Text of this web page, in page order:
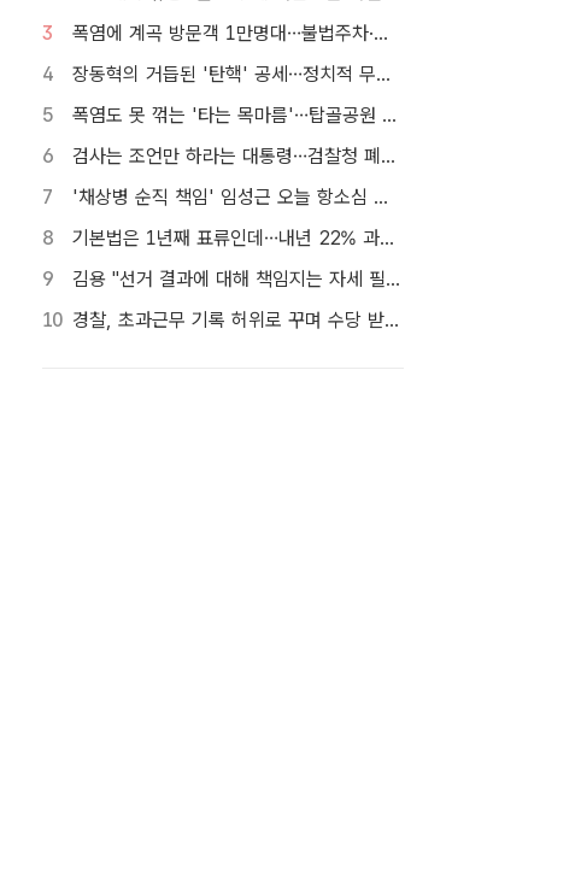
3
폭염에 계곡 방문객 1만명대…불법주차·쓰레기는 골치
4
장동혁의 거듭된 '탄핵' 공세…정치적 무게감은 뚝
5
폭염도 못 꺾는 '타는 목마름'…탑골공원 아리수 냉장고 가보니
6
검사는 조언만 하라는 대통령…검찰청 폐지 앞둔 합수본 '딜레마'
7
'채상병 순직 책임' 임성근 오늘 항소심 선고…1심 징역 3년
8
기본법은 1년째 표류인데…내년 22% 과세 강행, 가상자산 투자자 반발 확산
9
김용 "선거 결과에 대해 책임지는 자세 필요해"…정청래 정조준
10
경찰, 초과근무 기록 허위로 꾸며 수당 받은 현직 경찰관 2명 대기발령 조치